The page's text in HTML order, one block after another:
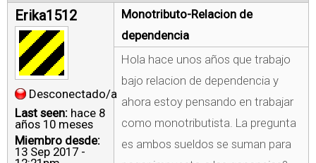
Erika1512
Desconectado/a
Last seen: hace 8
años 10 meses
Miembro desde:
13 Sep 2017 -
Monotributo-Relacion de
dependencia
Hola hace unos años que trabajo
bajo relacion de dependencia y
ahora estoy pensando en trabajar
como monotributista. La pregunta
es ambos sueldos se suman para